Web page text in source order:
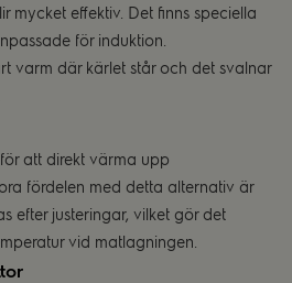
mycket effektiv. Det finns speciella
för induktion.
varm där kärlet står och det svalnar
att direkt värma upp
fördelen med detta alternativ är
efter justeringar, vilket gör det
vid matlagningen.